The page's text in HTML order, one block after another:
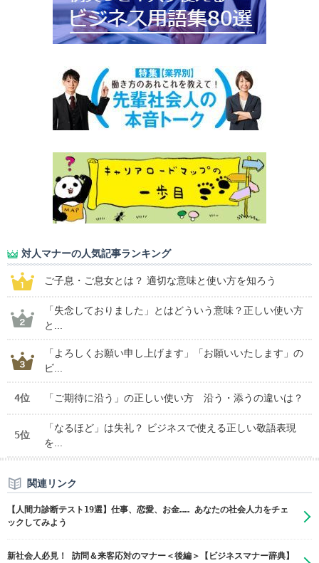
対人マナーの人気記事ランキング
ご子息・ご息女とは？ 適切な意味と使い方を知ろう
「失念しておりました」とはどういう意味？正しい使い方
と...
「よろしくお願い申し上げます」「お願いいたします」の
ビ...
4位 「ご期待に沿う」の正しい使い方 沿う・添うの違いは？
5位
「なるほど」は失礼？ ビジネスで使える正しい敬語表現
を...
関連リンク
【人間力診断テスト19選】仕事、恋愛、お金…… あなたの社会人力をチェ
ックしてみよう
新社会人必見！ 訪問＆来客応対のマナー＜後編＞【ビジネスマナー辞典】